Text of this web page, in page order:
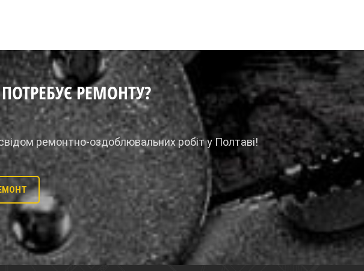
РЕМОНТУ?
ремонтно-оздоблювальних робіт у Полтаві!